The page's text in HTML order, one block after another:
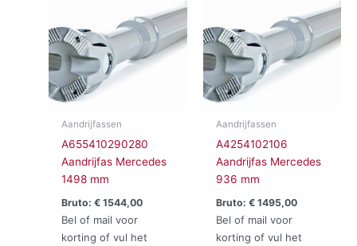
Aandrijfassen
A655410290280
Aandrijfas Mercedes
1498 mm
Bruto:€ 1544,00
Bel of mail voor
korting of vul het
Aandrijfassen
A4254102106
Aandrijfas Mercedes
936 mm
Bruto: €1495,00
Bel of mail voor
korting of vul het